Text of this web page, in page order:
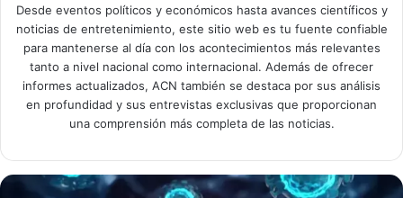
Desde eventos políticos y económicos hasta avances científicos y
noticias de entretenimiento, este sitio web es tu fuente confiable
para mantenerse al día con los acontecimientos más relevantes
tanto a nivel nacional como internacional. Además de ofrecer
informes actualizados, ACN también se destaca por sus análisis
en profundidad y sus entrevistas exclusivas que proporcionan
una comprensión más completa de las noticias.